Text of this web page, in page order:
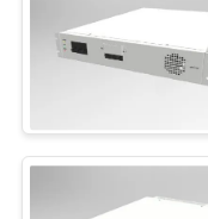
SOBRE
NOSOTROS
VISITA